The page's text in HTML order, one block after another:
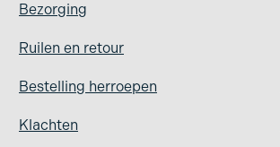
Bezorging
Ruilen en retour
Bestelling herroepen
Klachten